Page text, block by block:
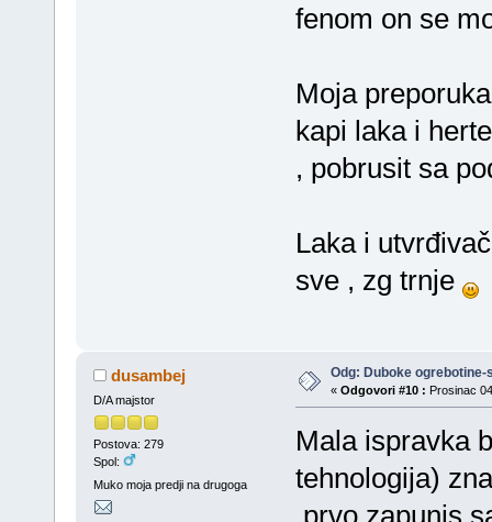
fenom on se
Moja
kapi laka i
, pobrusit sa
Laka i
sve , zg trnje
dusambej
D/A majstor
Postova: 279
Spol:
Muko moja predji na drugoga
Odg: Duboke ogrebotine-
« Odgovori #10 : Prosinac
Mala ispravka
tehnologija)
,prvo zapunis